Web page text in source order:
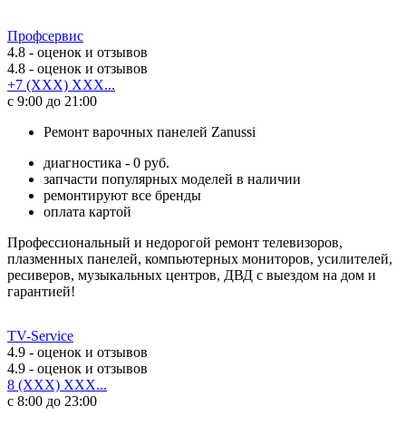
Профсервис
4.8 - оценок и отзывов
4.8 - оценок и отзывов
+7 (XXX) XXX...
с 9:00 до 21:00
Ремонт варочных панелей Zanussi
диагностика - 0 руб.
запчасти популярных моделей в наличии
ремонтируют все бренды
оплата картой
Профессиональный и недорогой ремонт телевизоров,
плазменных панелей, компьютерных мониторов, усилителей,
ресиверов, музыкальных центров, ДВД с выездом на дом и
гарантией!
TV-Service
4.9 - оценок и отзывов
4.9 - оценок и отзывов
8 (XXX) XXX...
с 8:00 до 23:00